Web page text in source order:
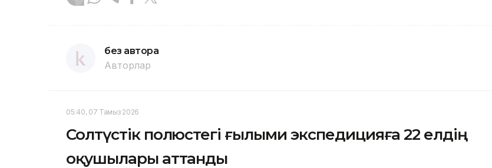
без автора
Авторлар
05:40, 07 Тамыз 2026
Солтүстік полюстегі ғылыми экспедицияға 22 елдің
оқушылары аттанды